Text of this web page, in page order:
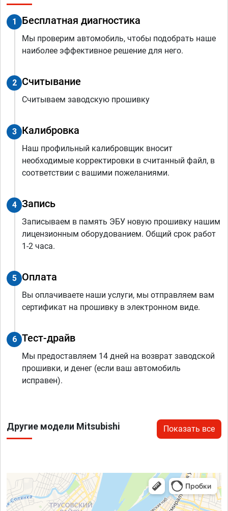
1 Бесплатная диагностика
Мы проверим автомобиль, чтобы подобрать наше
наиболее эффективное решение для него.
2 Считывание
Считываем заводскую прошивку
3 Калибровка
Наш профильный калибровщик вносит
необходимые корректировки в считанный файл, в
соответствии с вашими пожеланиями.
4 Запись
Записываем в память ЭБУ новую прошивку нашим
лицензионным оборудованием. Общий срок работ
1-2 часа.
5 Оплата
Вы оплачиваете наши услуги, мы отправляем вам
сертификат на прошивку в электронном виде.
6 Тест-драйв
Мы предоставляем 14 дней на возврат заводской
прошивки, и денег (если ваш автомобиль
исправен).
Другие модели Mitsubishi Показать все